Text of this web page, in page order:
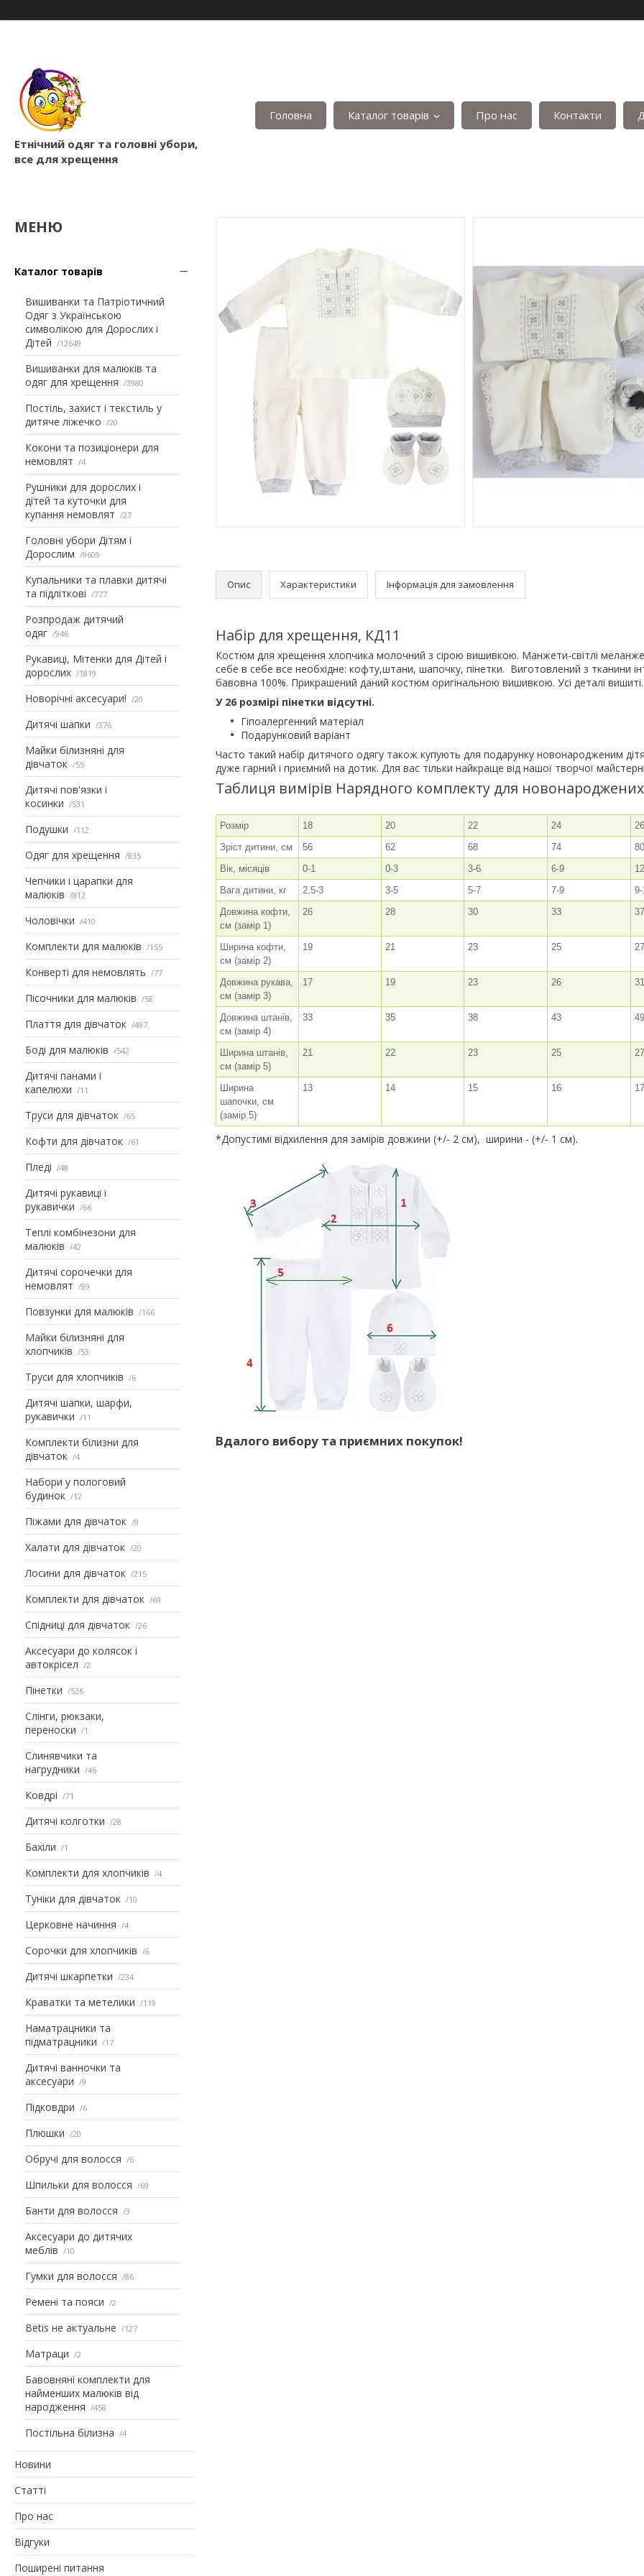
Етнічний одяг та головні убори,
все для хрещення
Головна Каталог товарів Про нас Контакти
Каталог товарів
Вишиванки та Патріотичний
Одяг з Українською
символікою для Дорослих і
Дітей
12649
Вишиванки для малюків та
одяг для хрещення
3980
Постіль, захист і текстиль у
дитяче ліжечко
20
Кокони та позиціонери для
немовлят
4
Рушники для дорослих і
дітей та куточки для
купання немовлят
27
Головні убори Дітям і
Дорослим
9609
Купальники та плавки дитячі
та підліткові
777
Розпродаж дитячий
одяг
946
Рукавиці, Мітенки для Дітей і
дорослих
1819
Новорічні аксесуари! 20
Дитячі шапки 376
Майки білизняні для
дівчаток
55
Дитячі пов'язки і
косинки
531
Подушки 112
Одяг для хрещення 835
Чепчики і царапки для
малюків
812
Чоловічки 410
Комплекти для малюків 155
Конверті для немовлять 77
Пісочники для малюків 58
Плаття для дівчаток 497
Боді для малюків 542
Дитячі панами і
капелюхи
11
Труси для дівчаток 65
Кофти для дівчаток 61
Пледі 48
Дитячі рукавиці і
рукавички
66
Теплі комбінезони для
малюків
42
Дитячі сорочечки для
немовлят
89
Повзунки для малюків 166
Майки білизняні для
хлопчиків
53
Труси для хлопчиків 6
Дитячі шапки, шарфи,
рукавички
11
Комплекти білизни для
дівчаток
4
Набори у пологовий
будинок
12
Піжами для дівчаток 9
Халати для дівчаток 20
Лосини для дівчаток 215
Комплекти для дівчаток 69
Спідниці для дівчаток 26
Аксесуари до колясок і
автокрісел
2
Пінетки 536
Слінги, рюкзаки,
переноски
1
Слинявчики та
нагрудники
46
Ковдрі 71
Дитячі колготки 28
Бахіли 1
Комплекти для хлопчиків 4
Туніки для дівчаток 10
Церковне начиння 4
Сорочки для хлопчиків 6
Дитячі шкарпетки 234
Краватки та метелики 119
Наматрацники та
підматрацники
17
Дитячі ванночки та
аксесуари
9
Підковдри 6
Плюшки 20
Обручі для волосся 6
Шпильки для волосся 69
Банти для волосся 3
Аксесуари до дитячих
меблів
10
Гумки для волосся 86
Ремені та пояси 2
Betis не актуальне 127
Матраци 2
Бавовняні комплекти для
найменших малюків від
народження
458
Постільна білизна 4
Новини
Статті
Про нас
Відгуки
Поширені питання
Опис Характеристики Інформація для замовлення
Набір для хрещення, КД11
Костюм для хрещення хлопчика молочний з сірою вишивкою. Манжети-світлі
себе в себе все необхідне: кофту,штани, шапочку, пінетки. Виготовлений з тканини
бавовна 100%. Прикрашений даний костюм оригінальною вишивкою. Усі деталі вишиті.
У 26 розмірі пінетки відсутні.
Гіпоалергенний матеріал
Подарунковий варіант
Часто такий набір дитячого одягу також купують для подарунку новонародженим
дуже гарний і приємний на дотик. Для вас тільки найкраще від нашої творчої
Таблиця вимірів Нарядного комплекту для новонароджених
Розмір 18 20 22 24
26
Зріст дитини, см
56 62 68 74
80
Вік, місяців
0-1 0-3 3-6 6-9
12
Вага дитини, кг
2,5-3 3-5 5-7 7-9
9-
Довжина кофти,
см (замір 1)
26 28 30 33 37
Ширина кофти,
см (замір 2)
19 21 23 25 27
Довжина рукава,
см (замір 3)
17 19 23 26 31
Довжина штанів,
см (замір 4)
33 35 38 43 49
Ширина штанів,
см (замір 5)
21 22 23 25 27
Ширина
шапочки, см
(замір 5)
13 14 15 16 17
*Допустимі відхилення для замірів довжини (+/- 2 см), ширини - (+/- 1 см).
Вдалого вибору та приємних покупок!